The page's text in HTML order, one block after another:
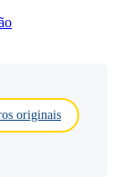
originais